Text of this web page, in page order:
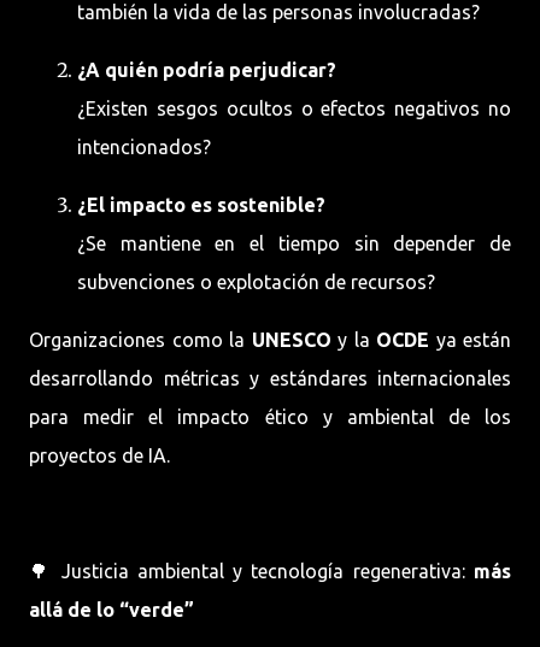
también la vida de las personas involucradas?
¿A quién podría perjudicar?
¿Existen sesgos ocultos o efectos negativos no
intencionados?
¿El impacto es sostenible?
¿Se mantiene en el tiempo sin depender de
subvenciones o explotación de recursos?
Organizaciones como la UNESCO y la OCDE ya están
desarrollando métricas y estándares internacionales
para medir el impacto ético y ambiental de los
proyectos de IA.
🌳 Justicia ambiental y tecnología regenerativa: más
allá de lo “verde”